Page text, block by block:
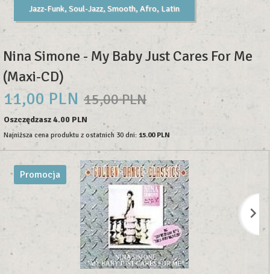
Jazz-Funk, Soul-Jazz, Smooth, Afro, Latin
Nina Simone - My Baby Just Cares For Me
(Maxi-CD)
11,00 PLN 15,00 PLN
Oszczędzasz 4.00 PLN
Najniższa cena produktu z ostatnich 30 dni: 15.00 PLN
Promocja